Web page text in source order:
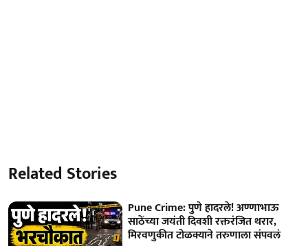
Related Stories
Pune Crime: पुणे हादरले! अण्णाभाऊ
साठेंच्या जयंती दिवशी रक्तरंजित थरार,
मिरवणुकीत टोळक्याने तरुणाला संपवलं